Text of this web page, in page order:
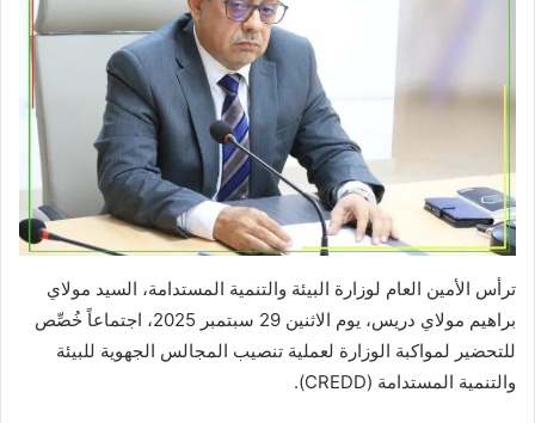
ترأس الأمين العام لوزارة البيئة والتنمية المستدامة، السيد مولاي
براهيم مولاي دريس، يوم الاثنين 29 سبتمبر 2025، اجتماعاً خُصِّص
للتحضير لمواكبة الوزارة لعملية تنصيب المجالس الجهوية للبيئة
والتنمية المستدامة (CREDD).